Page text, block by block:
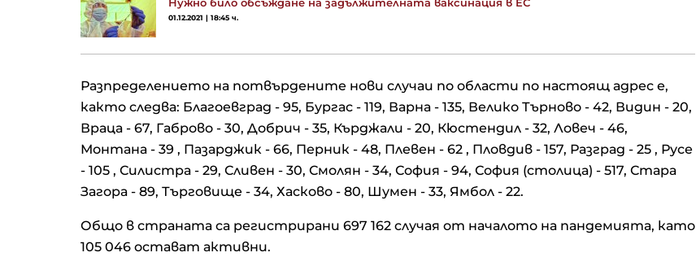
01.12.2021 | 18:45 ч.
Разпределението на потвърдените нови случаи по области по настоящ адрес е,
както следва: Благоевград - 95, Бургас - 119, Варна - 135, Велико Търново - 42, Видин - 20,
Враца - 67, Габрово - 30, Добрич - 35, Кърджали - 20, Кюстендил - 32, Ловеч - 46,
Монтана - 39 , Пазарджик - 66, Перник - 48, Плевен - 62 , Пловдив - 157, Разград - 25 , Русе
- 105 , Силистра - 29, Сливен - 30, Смолян - 34, София - 94, София (столица) - 517, Стара
Загора - 89, Търговище - 34, Хасково - 80, Шумен - 33, Ямбол - 22.
Общо в страната са регистрирани 697 162 случая от началото на пандемията, като
105 046 остават активни.